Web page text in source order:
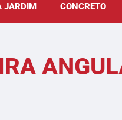
JARDIM CONCRETO